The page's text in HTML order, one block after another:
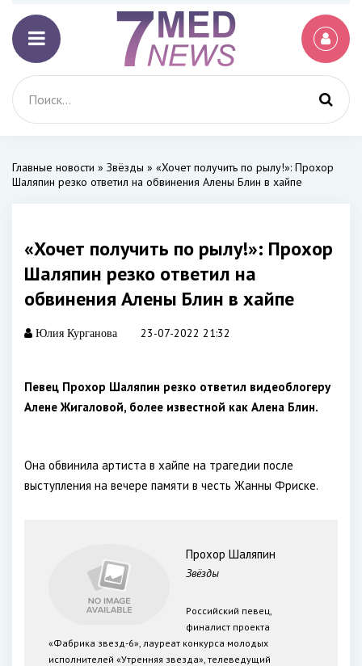
Главные новости » Звёзды » «Хочет получить по рылу!»: Прохор
Шаляпин резко ответил на обвинения Алены Блин в хайпе
«Хочет получить по рылу!»: Прохор
Шаляпин резко ответил на
обвинения Алены Блин в хайпе
Юлия Курганова 23-07-2022 21:32
Певец Прохор Шаляпин резко ответил видеоблогеру
Алене Жигаловой, более известной как Алена Блин.
Она обвинила артиста в хайпе на трагедии после
выступления на вечере памяти в честь Жанны Фриске.
Прохор Шаляпин
Звёзды
Российский певец,
финалист проекта
«Фабрика звезд-6», лауреат конкурса молодых
исполнителей «Утренняя звезда», телеведущий